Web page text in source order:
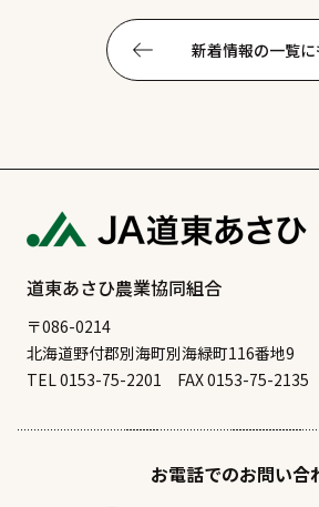
新着情報の一覧に
道東あさひ農業協同組合
〒086-0214
北海道野付郡別海町別海緑町116番地9
TEL 0153-75-2201 FAX 0153-75-2135
お電話でのお問い合